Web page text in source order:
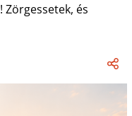
és